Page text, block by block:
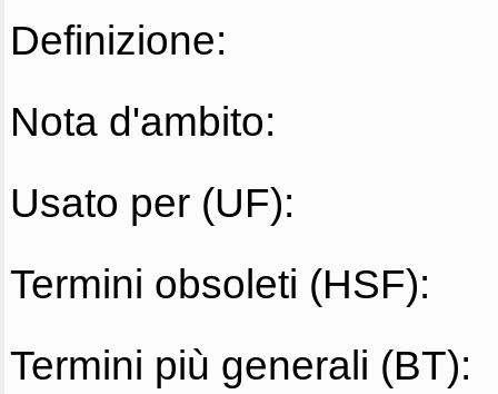
Definizione:
Nota d'ambito:
Usato per (UF):
Termini obsoleti (HSF):
Termini più generali (BT):